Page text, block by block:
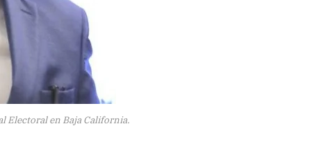
Electoral en Baja California.